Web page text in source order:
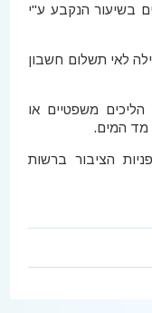
בשיעור הנקבע ע"י
לאי תשלום חשבון
משפטיים או
מד המים.
הציבור ברשות